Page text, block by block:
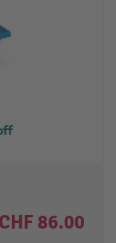
CHF 86.00